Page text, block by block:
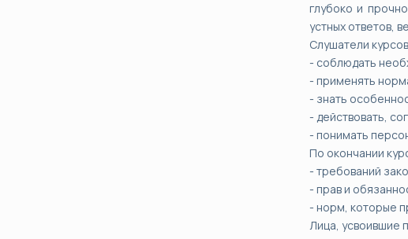
глубоко и
устных ответов,
Слушатели
- соблюдать
- применять
- знать
- действовать,
- понимать
По окончании
- требований
- прав и
- норм, которые
Лица, усвоившие